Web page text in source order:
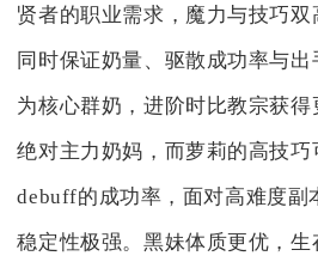
贤者的职业需求，魔力与技巧
同时保证奶量、驱散成功率与
为核心群奶，进阶时比教宗获
绝对主力奶妈，而萝莉的高技巧
debuff的成功率，面对高难度副
稳定性极强。黑妹体质更优，